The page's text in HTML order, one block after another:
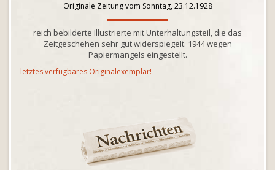
Originale Zeitung vom Sonntag, 23.12.1928
reich bebilderte Illustrierte mit Unterhaltungsteil, die das
Zeitgeschehen sehr gut widerspiegelt. 1944 wegen
Papiermangels eingestellt.
letztes verfügbares Originalexemplar!